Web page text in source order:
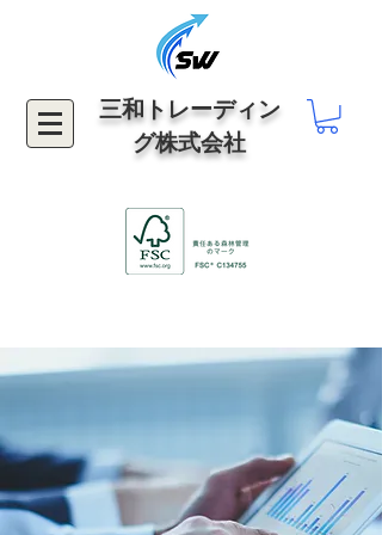
三和トレーディン
グ株式会社